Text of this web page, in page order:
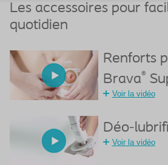
Les accessoires pour
quotidien
Renforts
Brava®
Voir la vidéo
Déo-
Voir la vidéo